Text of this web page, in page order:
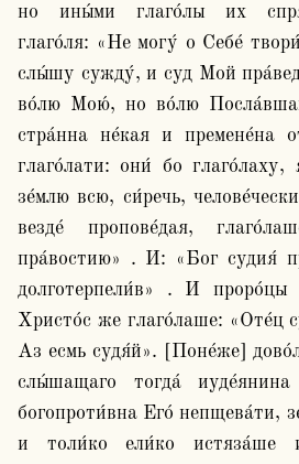
но ины́ми глаго́лы их
глаго́ля: «Не могу́ о Себе́
слы́шу сужду́, и суд Мой
во́лю Мою́, но во́лю
стра́нна не́кая и премене́на
глаго́лати: они́ бо глаго́лаху,
зе́млю всю, си́речь,
везде́ пропове́дая,
пра́востию» . И: «Бог судия́
долготерпели́в» . И
Христо́с же глаго́лаше: «Оте́ц
Аз есмь судя́й». [Поне́же]
слы́шащаго тогда́
богопроти́вна Его́ непщева́ти,
и толи́ко ели́ко истяза́ше